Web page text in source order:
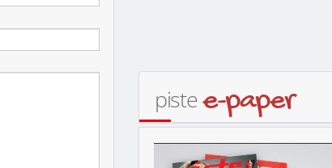
pistee-paper